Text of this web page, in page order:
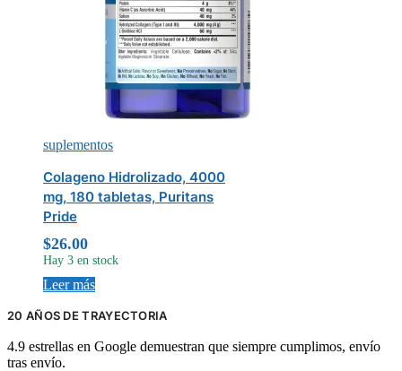
suplementos
Colageno Hidrolizado, 4000
mg, 180 tabletas, Puritans
Pride
$26.00
Hay 3 en stock
Leer más
20 AÑOS DE TRAYECTORIA
4.9 estrellas en Google demuestran que siempre cumplimos, envío
tras envío.